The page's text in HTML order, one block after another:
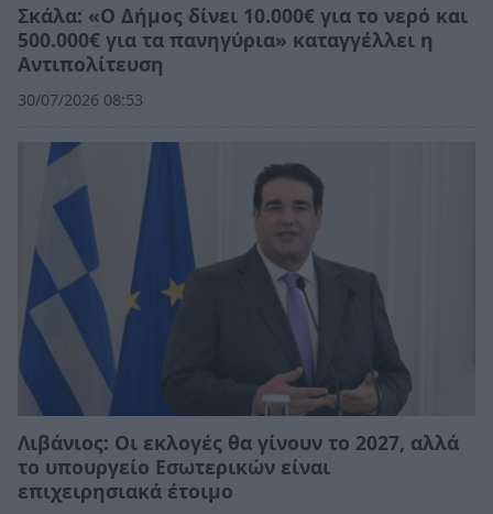
Σκάλα: «Ο Δήμος δίνει 10.000€ για το νερό και
500.000€ για τα πανηγύρια» καταγγέλλει η
Αντιπολίτευση
30/07/2026 08:53
Λιβάνιος: Οι εκλογές θα γίνουν το 2027, αλλά
το υπουργείο Εσωτερικών είναι
επιχειρησιακά έτοιμο